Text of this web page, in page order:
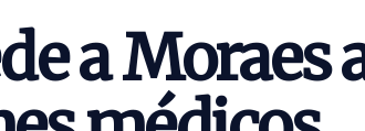
a Moraes